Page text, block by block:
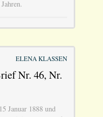
ELENA KLASSEN
Nr. 46, Nr.
Januar 1888 und